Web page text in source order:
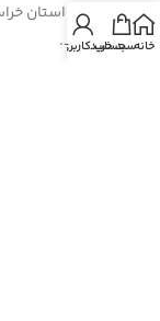
در دو شعبه ی استان
گناوه می باشد.
خانهسبد خرید
حساب کاربری من